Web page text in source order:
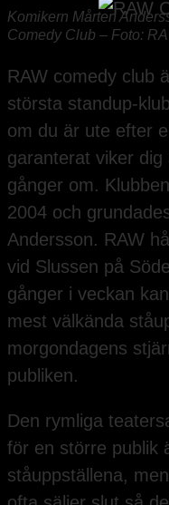
Komikern Mårten
Comedy Club – Foto:
RAW comedy club
största standup-
om du är ute efter
garanterat viker
gånger om.
2004 och
Andersson. RAW
vid Slussen på
gånger i veckan
mest välkända
morgondagens
publiken.
Den rymliga
för en större publik
ståuppställena,